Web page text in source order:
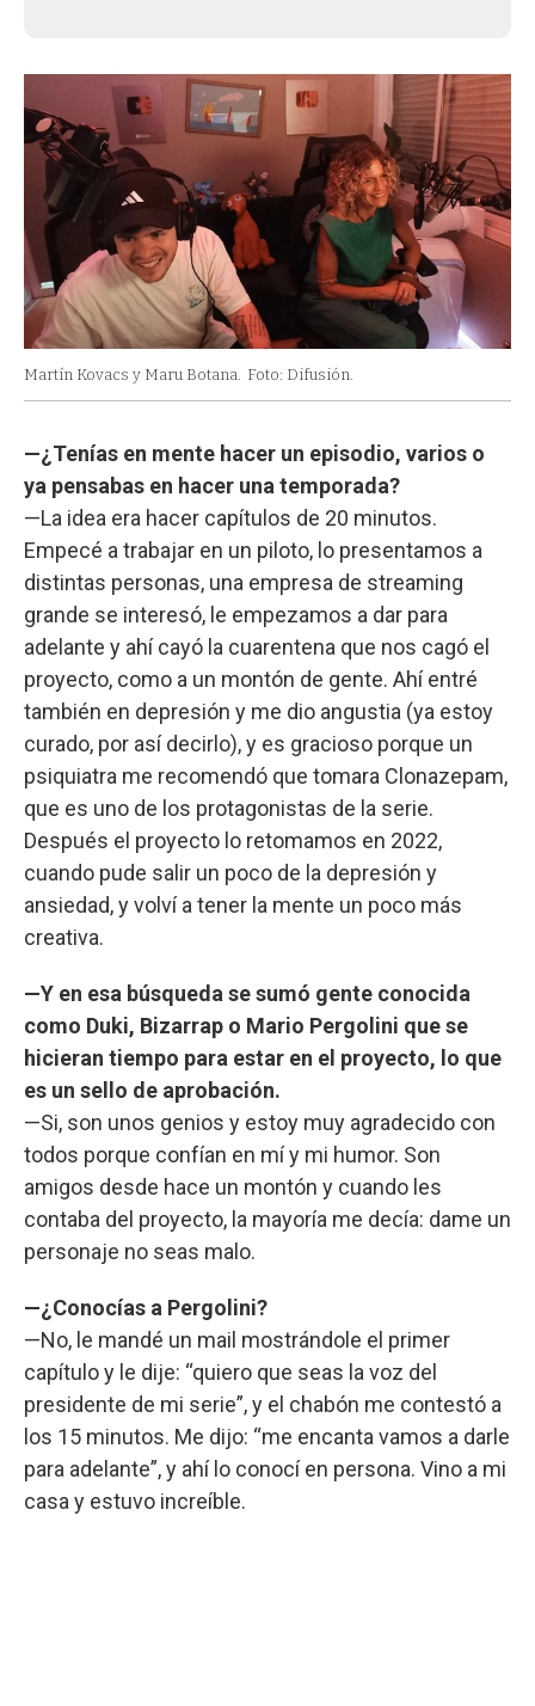
Martín Kovacs y Maru Botana. Foto: Difusión.
—¿Tenías en mente hacer un episodio, varios o
ya pensabas en hacer una temporada?
—La idea era hacer capítulos de 20 minutos.
Empecé a trabajar en un piloto, lo presentamos a
distintas personas, una empresa de streaming
grande se interesó, le empezamos a dar para
adelante y ahí cayó la cuarentena que nos cagó el
proyecto, como a un montón de gente. Ahí entré
también en depresión y me dio angustia (ya estoy
curado, por así decirlo), y es gracioso porque un
psiquiatra me recomendó que tomara Clonazepam,
que es uno de los protagonistas de la serie.
Después el proyecto lo retomamos en 2022,
cuando pude salir un poco de la depresión y
ansiedad, y volví a tener la mente un poco más
creativa.
—Y en esa búsqueda se sumó gente conocida
como Duki, Bizarrap o Mario Pergolini que se
hicieran tiempo para estar en el proyecto, lo que
es un sello de aprobación.
—Si, son unos genios y estoy muy agradecido con
todos porque confían en mí y mi humor. Son
amigos desde hace un montón y cuando les
contaba del proyecto, la mayoría me decía: dame un
personaje no seas malo.
—¿Conocías a Pergolini?
—No, le mandé un mail mostrándole el primer
capítulo y le dije: “quiero que seas la voz del
presidente de mi serie”, y el chabón me contestó a
los 15 minutos. Me dijo: “me encanta vamos a darle
para adelante”, y ahí lo conocí en persona. Vino a mi
casa y estuvo increíble.